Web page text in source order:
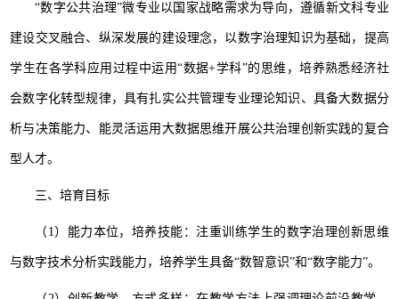
“数字公共治理”微专业以国家战略需求为导向，遵循新文科专业
建设交叉融合、纵深发展的建设理念，以数字治理知识为基础，提高
学生在各学科应用过程中运用“数据+学科”的思维，培养熟悉经济社
会数字化转型规律，具有扎实公共管理专业理论知识、具备大数据分
析与决策能力、能灵活运用大数据思维开展公共治理创新实践的复合
型人才。
三、培育目标
（1）能力本位，培养技能：注重训练学生的数字治理创新思维
与数字技术分析实践能力，培养学生具备“数智意识”和“数字能力”。